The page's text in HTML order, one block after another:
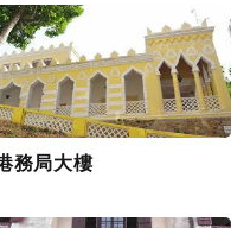
務局大樓